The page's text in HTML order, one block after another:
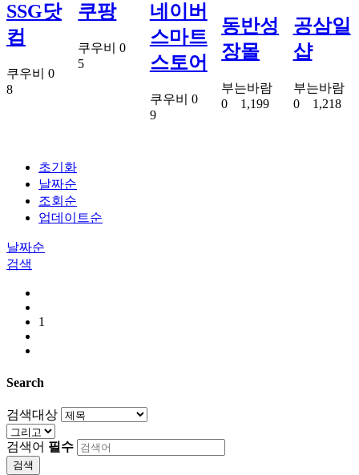
SSG닷
컴
쿠우비
0
8
쿠팡
쿠우비
0
5
네이버
스마트
스토어
쿠우비
0
9
동반성
장몰
부는바람
0 1,199
공삼일
샵
부는바람
0 1,218
초기화
날짜순
조회순
업데이트순
날짜순
검색
1
Search
검색대상
검색어 필수
검색